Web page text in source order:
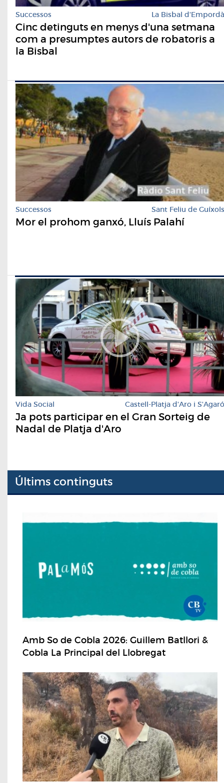
Successos La Bisbal d'Empordà
Cinc detinguts en menys d'una setmana
com a presumptes autors de robatoris a
la Bisbal
Successos Sant Feliu de Guíxols
Mor el prohom ganxó, Lluís Palahí
Vida Social Castell-Platja d'Aro i S'Agaró
Ja pots participar en el Gran Sorteig de
Nadal de Platja d'Aro
Últims continguts
Amb So de Cobla 2026: Guillem Batllori &
Cobla La Principal del Llobregat